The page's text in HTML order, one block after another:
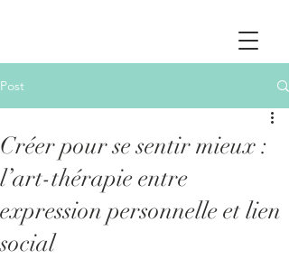
Post
Créer pour se sentir mieux :
l’art-thérapie entre
expression personnelle et lien
social